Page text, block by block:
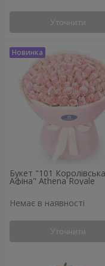
Уточнити
Букет "101 Королівська
Афіна" Athena Royale
Немає в наявності
Уточнити